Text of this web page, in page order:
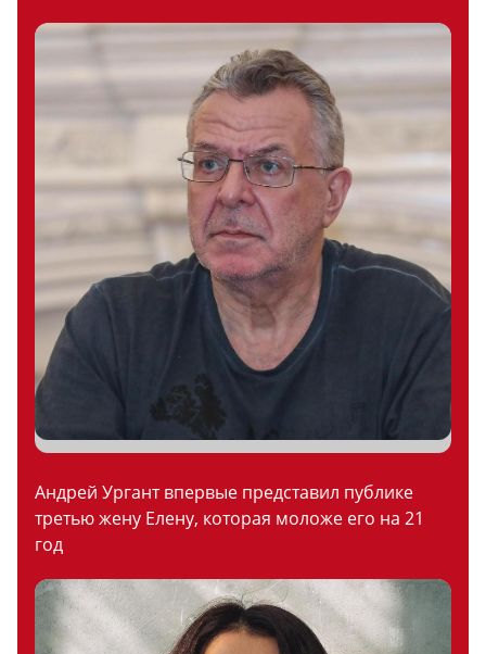
Андрей Ургант впервые представил публике
третью жену Елену, которая моложе его на 21
год